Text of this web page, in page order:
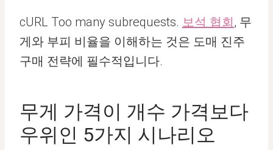
cURL Too many subrequests. 보석 협회, 무
게와 부피 비율을 이해하는 것은 도매 진주
구매 전략에 필수적입니다.
무게 가격이 개수 가격보다
우위인 5가지 시나리오